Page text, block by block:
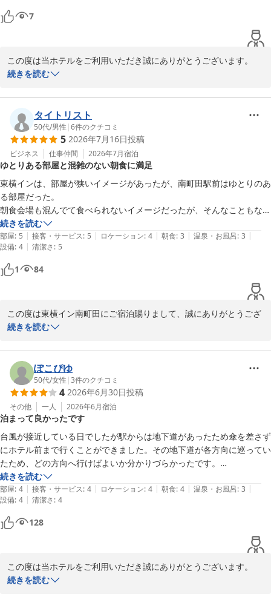
7
この度は当ホテルをご利用いただき誠にありがとうございます。
また、その際のご感想をお寄せいただき重ねてお礼申しあげます。
今後も多くのお客様に選ばれるホテルを目指し精進して参ります。
お客様のまたのご来館を心よりお待ち申し上げます。
東横ＩＮＮ南町田
2026-08-06
続きを読む
タイトリスト
50代/男性 |6件のクチコミ
5 2026年7月16日投稿
ビジネス 仕事仲間 2026年7月宿泊
ゆとりある部屋と混雑のない朝食に満足
東横インは、部屋が狭いイメージがあったが、南町田駅前はゆとりのあ
る部屋だった。
朝食会場も混んでて食べられないイメージだったが、そんなこともなく
ゆっくり食べることが出来ました。
年に１回～２回ですが、また利用したいと思います。
続きを読む
部屋: 5 | 接客・サービス: 5 | ロケーション: 4 | 朝食: 3 | 温泉・お風呂: 3 |
設備: 4 | 清潔さ: 5
1 84
この度は東横イン南町田にご宿泊賜りまして、誠にありがとうござ
います。
上げます。
快適にお過ごしいただけましたようで、何よりでございます。
またのご利用の際にも快適にお過ごしいただけますよう、サービス
の向上に努めて参ります。
この度は誠にありがとうございました。
東横ＩＮＮ南町田
2026-07-16
続きを読む
ぽこぴゆ
50代/女性 |3件のクチコミ
4 2026年6月30日投稿
その他 一人 2026年6月宿泊
泊まって良かったです
台風が接近している日でしたが駅からは地下道があったため傘を差さず
にホテル前まで行くことができました。その地下道が各方向に巡ってい
たため、どの方向へ行けばよいか分かりづらかったです。
チェックイン時フロントスタッフさんから「今日は団体客が宿泊してお
り明朝の朝食時間6時30分から7時までは混雑すると思うので可能でし
たら時間をずらして頂けるとよろしいかと」とご提案頂き、翌朝８時過
ぎにゆっくり朝食を取ることができました。ほかの東横ＩＮNより朝食
会場が広いと感じました。
お部屋のミラー(姿見)が入口ではなく部屋の中(デスク横)にありドライ
アメニティにヘアオイルがあると嬉しいです。
お世話になりました。
続きを読む
部屋: 4 | 接客・サービス: 4 | ロケーション: 4 | 朝食: 4 | 温泉・お風呂: 3 |
設備: 4 | 清潔さ: 4
128
この度は当ホテルをご利用いただき誠にありがとうございます。
また、その際のご感想をお寄せいただき重ねてお礼申しあげます。
続きを読む